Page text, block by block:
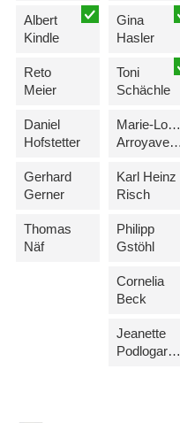
Albert
Kindle
Reto
Meier
Daniel
Hofstetter
Gerhard
Gerner
Thomas
Näf
Gina
Hasler
Toni
Schächle
Marie-Louise
Arroyave-Batliner
Karl Heinz
Risch
Philipp
Gstöhl
Cornelia
Beck
Jeanette
Podlogar-Kranz